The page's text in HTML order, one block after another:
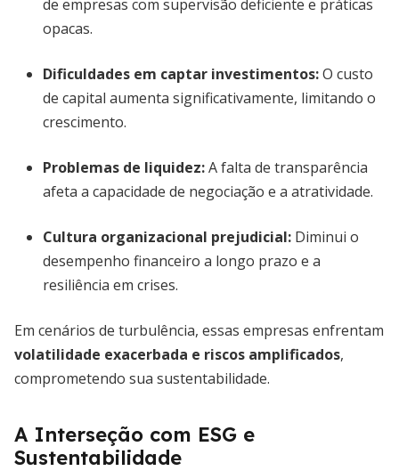
de empresas com supervisão deficiente e práticas
opacas.
Dificuldades em captar investimentos:O custo
de capital aumenta significativamente, limitando o
crescimento.
Problemas de liquidez:A falta de transparência
afeta a capacidade de negociação e a atratividade.
Cultura organizacional prejudicial: Diminui o
desempenho financeiro a longo prazo e a
resiliência em crises.
Em cenários de turbulência, essas empresas enfrentam
volatilidade exacerbada e riscos amplificados,
comprometendo sua sustentabilidade.
A Interseção com ESG e
Sustentabilidade